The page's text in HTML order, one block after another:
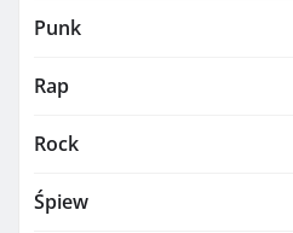
Punk
Rap
Rock
Śpiew